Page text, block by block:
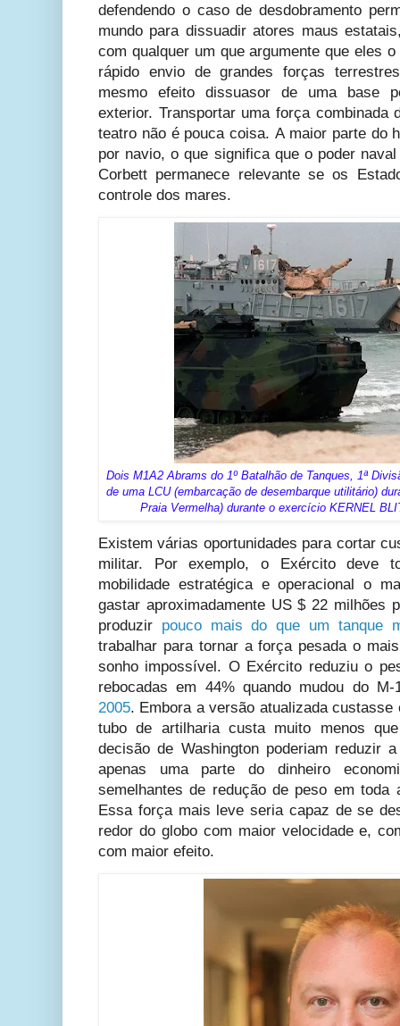
defendendo o caso de desdobramento
mundo para dissuadir atores maus
com qualquer um que argumente que eles
rápido envio de grandes forças
mesmo efeito dissuasor de uma base
exterior. Transportar uma força combinada
teatro não é pouca coisa. A maior parte do
por navio, o que significa que o poder
Corbett permanece relevante se os
controle dos mares.
Dois M1A2 Abrams do 1º Batalhão de Tanques, 1ª
de uma LCU (embarcação de desembarque utilitário)
Praia Vermelha) durante o exercício KERNEL
Existem várias oportunidades para cortar
militar. Por exemplo, o Exército deve
mobilidade estratégica e operacional o
gastar aproximadamente US $ 22 milhões
produzir pouco mais do que um tanque
trabalhar para tornar a força pesada o
sonho impossível. O Exército reduziu o
rebocadas em 44% quando mudou do
2005. Embora a versão atualizada custasse
tubo de artilharia custa muito menos
decisão de Washington poderiam reduzir
apenas uma parte do dinheiro
semelhantes de redução de peso em toda
Essa força mais leve seria capaz de se
redor do globo com maior velocidade e,
com maior efeito.